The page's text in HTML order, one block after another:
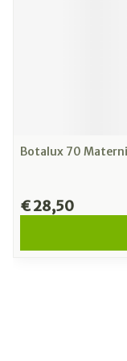
Botalux 70
€ 28,50